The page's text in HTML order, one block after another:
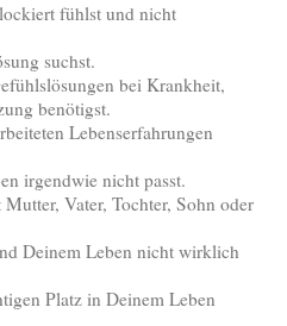
fühlst und nicht
suchst.
bei Krankheit,
benötigst.
Lebenserfahrungen
irgendwie nicht passt.
Vater, Tochter, Sohn oder
Deinem Leben nicht wirklich
Platz in Deinem Leben